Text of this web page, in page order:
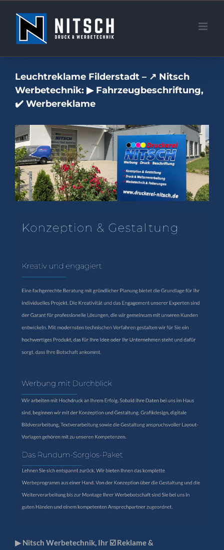
springen
Leuchtreklame Filderstadt – ↗️ Nitsch
Werbetechnik: ▶︎ Fahrzeugbeschriftung,
✔️ Werbereklame
▶︎ Nitsch Werbetechnik, Ihr ☑️ Reklame &